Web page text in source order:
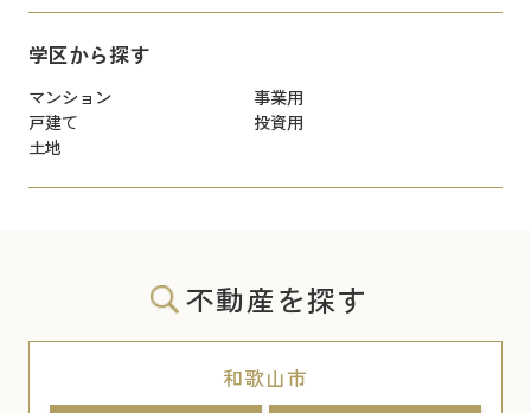
学区から探す
マンション
事業用
戸建て
投資用
土地
不動産を探す
和歌山市